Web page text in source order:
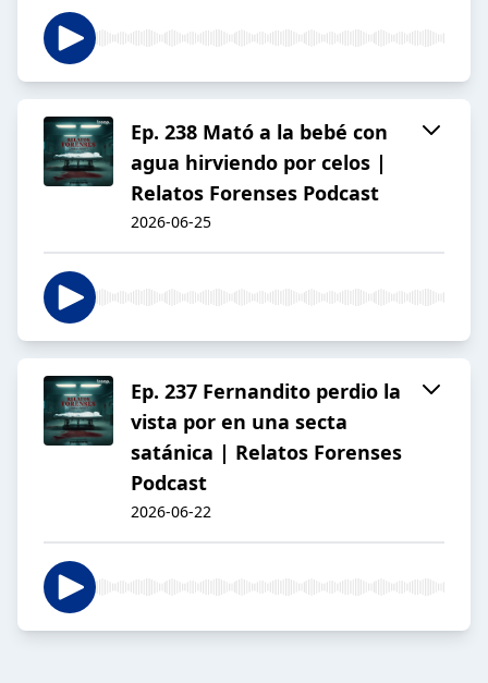
Ep. 238 Mató a la bebé con
agua hirviendo por celos |
Relatos Forenses Podcast
2026-06-25
Ep. 237 Fernandito perdio la
vista por en una secta
satánica | Relatos Forenses
Podcast
2026-06-22